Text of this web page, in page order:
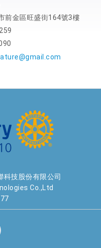
前金區旺盛街164號3樓
科技股份有限公司
Co.,Ltd